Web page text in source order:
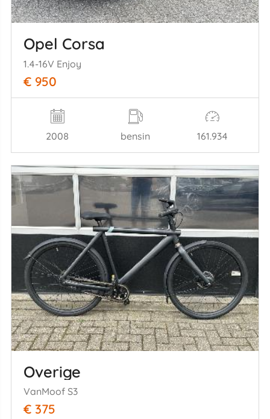
Opel Corsa
1.4-16V Enjoy
€ 950
2008 bensin 161.934
Overige
VanMoof S3
€ 375